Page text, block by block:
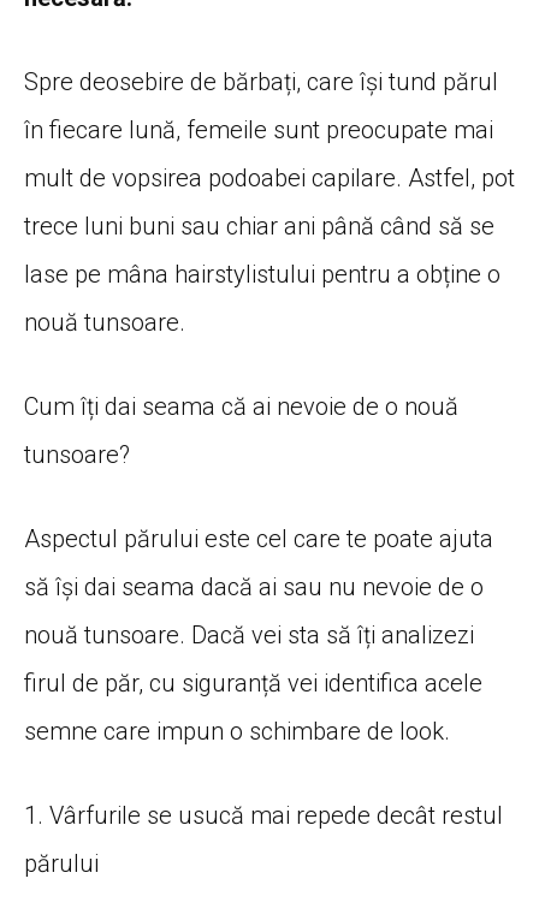
Spre deosebire de bărbați, care își tund părul
în fiecare lună, femeile sunt preocupate mai
mult de vopsirea podoabei capilare. Astfel, pot
trece luni buni sau chiar ani până când să se
lase pe mâna hairstylistului pentru a obține o
nouă tunsoare.
Cum îți dai seama că ai nevoie de o nouă
tunsoare?
Aspectul părului este cel care te poate ajuta
să își dai seama dacă ai sau nu nevoie de o
nouă tunsoare. Dacă vei sta să îți analizezi
firul de păr, cu siguranță vei identifica acele
semne care impun o schimbare de look.
1. Vârfurile se usucă mai repede decât restul
părului